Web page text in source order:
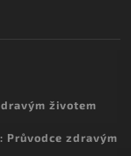
životem
Průvodce zdravým